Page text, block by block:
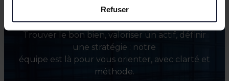
Refuser
accompagne.
Trouver le bon bien, valoriser un actif, définir
une stratégie : notre
équipe est là pour vous orienter, avec clarté et
méthode.